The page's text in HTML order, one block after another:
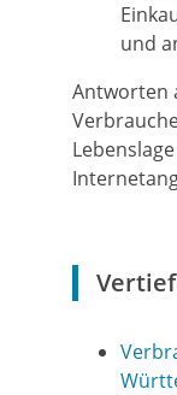
und
Antworten